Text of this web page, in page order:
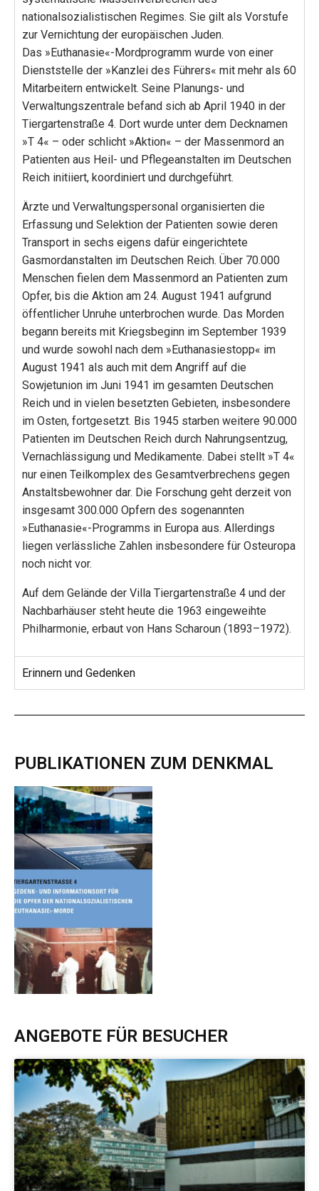
nationalsozialistischen Regimes. Sie gilt als Vorstufe
zur Vernichtung der europäischen Juden.
Das »Euthanasie«-Mordprogramm wurde von einer
Dienststelle der »Kanzlei des Führers« mit mehr als 60
Mitarbeitern entwickelt. Seine Planungs- und
Verwaltungszentrale befand sich ab April 1940 in der
Tiergartenstraße 4. Dort wurde unter dem Decknamen
»T 4« – oder schlicht »Aktion« – der Massenmord an
Patienten aus Heil- und Pflegeanstalten im Deutschen
Reich initiiert, koordiniert und durchgeführt.
Ärzte und Verwaltungspersonal organisierten die
Erfassung und Selektion der Patienten sowie deren
Transport in sechs eigens dafür eingerichtete
Gasmordanstalten im Deutschen Reich. Über 70.000
Menschen fielen dem Massenmord an Patienten zum
Opfer, bis die Aktion am 24. August 1941 aufgrund
öffentlicher Unruhe unterbrochen wurde. Das Morden
begann bereits mit Kriegsbeginn im September 1939
und wurde sowohl nach dem »Euthanasiestopp« im
August 1941 als auch mit dem Angriff auf die
Sowjetunion im Juni 1941 im gesamten Deutschen
Reich und in vielen besetzten Gebieten, insbesondere
im Osten, fortgesetzt. Bis 1945 starben weitere 90.000
Patienten im Deutschen Reich durch Nahrungsentzug,
Vernachlässigung und Medikamente. Dabei stellt »T 4«
nur einen Teilkomplex des Gesamtverbrechens gegen
Anstaltsbewohner dar. Die Forschung geht derzeit von
insgesamt 300.000 Opfern des sogenannten
»Euthanasie«-Programms in Europa aus. Allerdings
liegen verlässliche Zahlen insbesondere für Osteuropa
noch nicht vor.
Auf dem Gelände der Villa Tiergartenstraße 4 und der
Nachbarhäuser steht heute die 1963 eingeweihte
Philharmonie, erbaut von Hans Scharoun (1893–1972).
Erinnern und Gedenken
PUBLIKATIONEN ZUM DENKMAL
ANGEBOTE FÜR BESUCHER